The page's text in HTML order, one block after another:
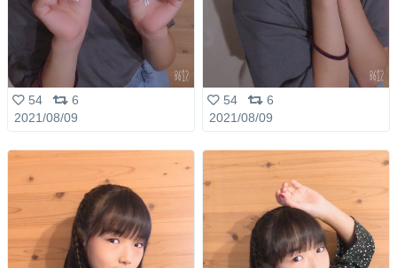
54
6
2021/08/09
54
6
2021/08/09